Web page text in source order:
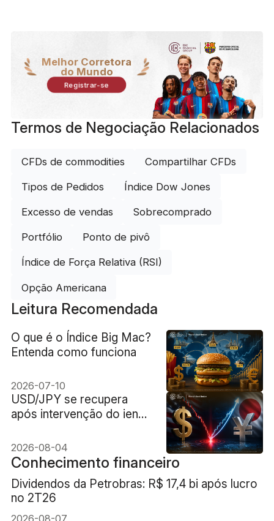
Melhor Corretora
do Mundo
Registrar-se
Termos de Negociação Relacionados
CFDs de commodities Compartilhar CFDs
Tipos de Pedidos Índice Dow Jones
Excesso de vendas Sobrecomprado
Portfólio Ponto de pivô
Índice de Força Relativa (RSI)
Opção Americana
Leitura Recomendada
O que é o Índice Big Mac?
Entenda como funciona
2026-07-10
USD/JPY se recupera
após intervenção do iene
EUA-Japão. Será que
funcionou?
2026-08-04
Conhecimento financeiro
Dividendos da Petrobras: R$ 17,4 bi após lucro
no 2T26
2026-08-07